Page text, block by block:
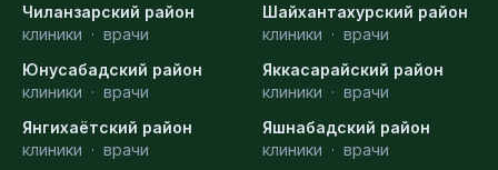
Чиланзарский район
клиники · врачи
Шайхантахурский район
клиники · врачи
Юнусабадский район
клиники · врачи
Яккасарайский район
клиники · врачи
Янгихаётский район
клиники · врачи
Яшнабадский район
клиники · врачи